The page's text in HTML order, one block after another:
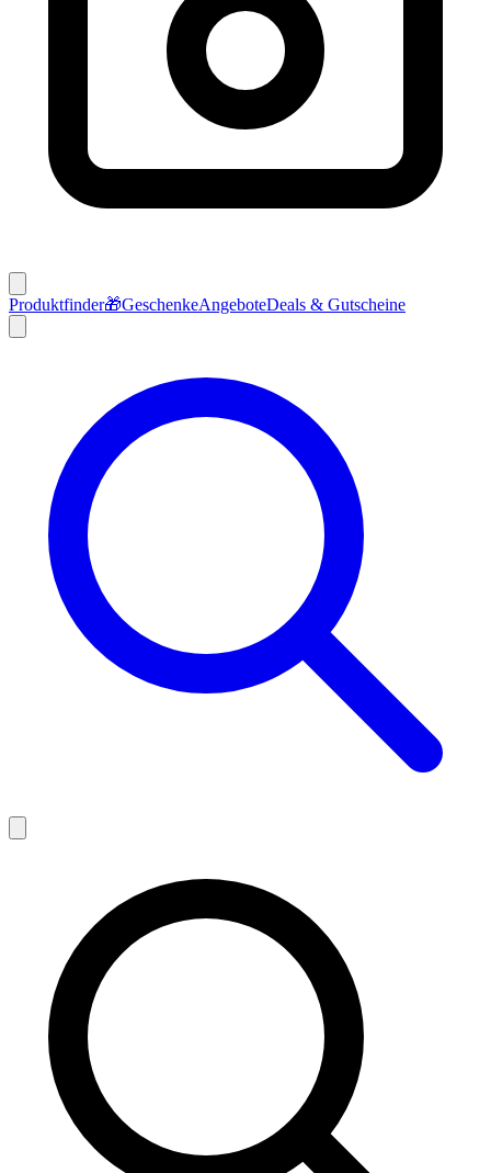
Produktfinder🎁GeschenkeAngeboteDeals & Gutscheine